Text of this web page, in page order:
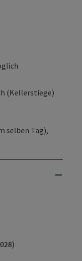
(Kellerstiege)
selben Tag),